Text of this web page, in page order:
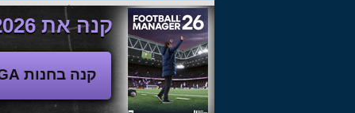
עכשיו בפורומים:FM19- איך יוצאים לחופשה עם המאמן ?
קנה את Football Manager 2026 - משחק המנג'ר החדש!
קנה בחנות SEGA